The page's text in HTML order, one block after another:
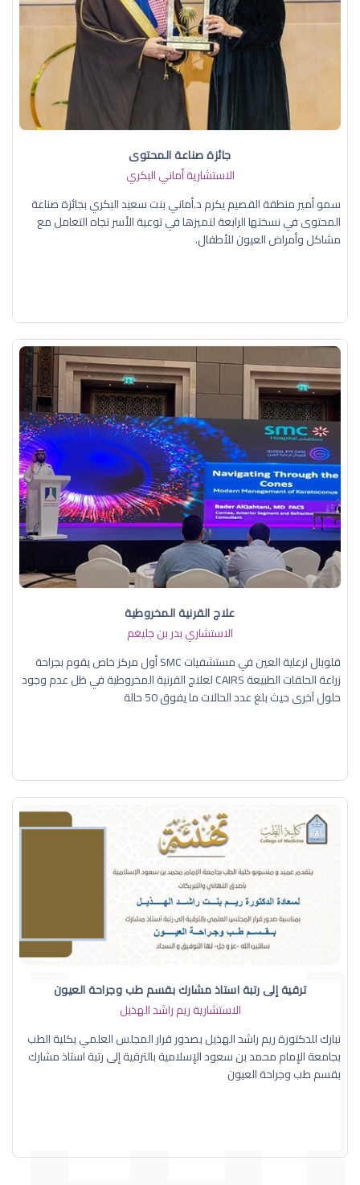
جائزة صناعة المحتوى
الاستشارية أماني البكري
سمو أمير منطقة القصيم يكرم د.أماني بنت سعيد البكري بجائزة صناعة
المحتوى في نسختها الرابعة لتميزها في توعية الأسر تجاه التعامل مع
مشاكل وأمراض العيون للأطفال.
علاج القرنية المخروطية
الاستشاري بدر بن جليغم
قلوبال لرعاية العين في مستشفيات SMC أول مركز خاص يقوم بجراحة
زراعة الحلقات الطبيعة CAIRS لعلاج القرنية المخروطية في ظل عدم وجود
حلول آخرى حيث بلغ عدد الحالات ما يفوق 50 حالة
ترقية إلى رتبة استاذ مشارك بقسم طب وجراحة العيون
الاستشارية ريم راشد الهذيل
نبارك للدكتورة ريم راشد الهذيل بصدور قرار المجلس العلمي بكلية الطب
بجامعة الإمام محمد بن سعود الإسلامية بالترقية إلى رتبة استاذ مشارك
بقسم طب وجراحة العيون